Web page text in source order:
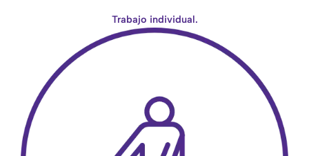
Trabajo individual.